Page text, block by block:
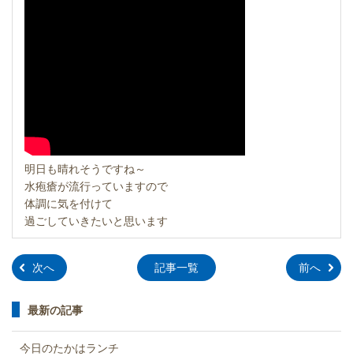
明日も晴れそうですね～
水疱瘡が流行っていますので
体調に気を付けて
過ごしていきたいと思います
記事一覧 前へ
»
次へ »
最新の記事
今日のたかはランチ